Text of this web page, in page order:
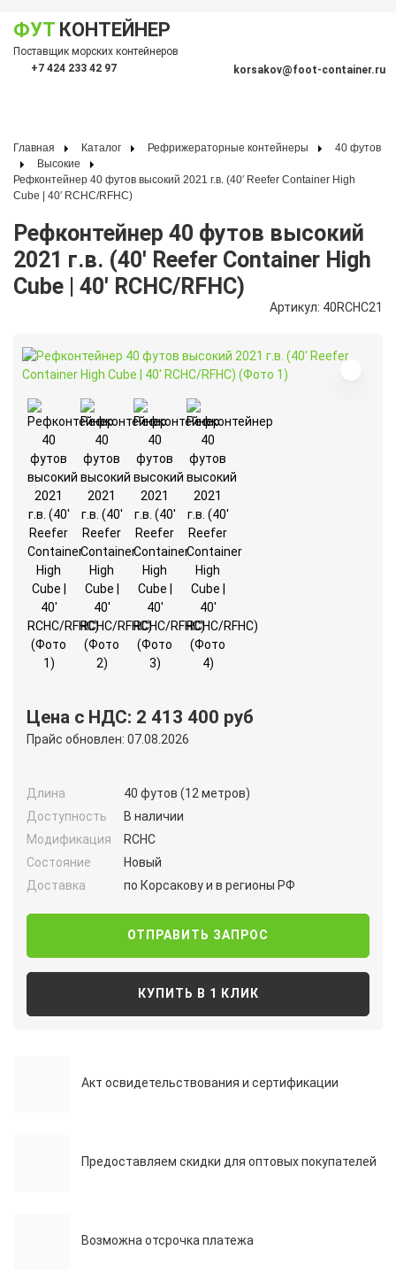
ФУТ КОНТЕЙНЕР
Поставщик морских контейнеров
+7 424 233 42 97
korsakov@foot-container.ru
Главная Каталог Рефрижераторные контейнеры
40 футов
Высокие
Рефконтейнер 40 футов высокий 2021 г.в. (40′ Reefer Container High
Cube | 40′ RCHC/RFHC)
Рефконтейнер 40 футов высокий
2021 г.в. (40′ Reefer Container High
Cube | 40′ RCHC/RFHC)
Артикул: 40RCHC21
Цена с НДС: 2 413 400 руб
Прайс обновлен: 07.08.2026
Длина
40 футов (12 метров)
Доступность
В наличии
Модификация
RCHC
Состояние
Новый
Доставка
по Корсакову и в регионы РФ
ОТПРАВИТЬ ЗАПРОС
КУПИТЬ В 1 КЛИК
Акт освидетельствования и сертификации
Предоставляем скидки для оптовых покупателей
Возможна отсрочка платежа
меню